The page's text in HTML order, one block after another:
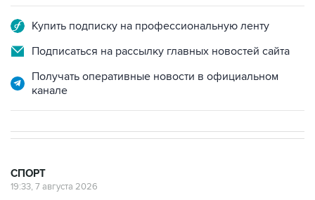
Купить подписку на профессиональную ленту
Подписаться на рассылку главных новостей сайта
Получать оперативные новости в официальном
канале
СПОРТ
19:33, 7 августа 2026